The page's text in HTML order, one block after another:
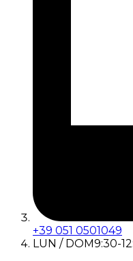
+39 051 0501049
LUN / DOM9:30-